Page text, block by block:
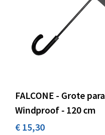
FALCONE - Grote
Windproof - 120 cm
€ 15,30